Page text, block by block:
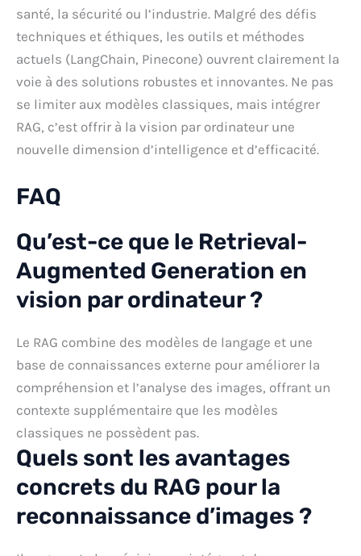
santé, la sécurité ou l’industrie. Malgré des défis
techniques et éthiques, les outils et méthodes
actuels (LangChain, Pinecone) ouvrent clairement la
voie à des solutions robustes et innovantes. Ne pas
se limiter aux modèles classiques, mais intégrer
RAG, c’est offrir à la vision par ordinateur une
nouvelle dimension d’intelligence et d’efficacité.
FAQ
Qu’est-ce que le Retrieval-
Augmented Generation en
vision par ordinateur ?
Le RAG combine des modèles de langage et une
base de connaissances externe pour améliorer la
compréhension et l’analyse des images, offrant un
contexte supplémentaire que les modèles
classiques ne possèdent pas.
Quels sont les avantages
concrets du RAG pour la
reconnaissance d’images ?